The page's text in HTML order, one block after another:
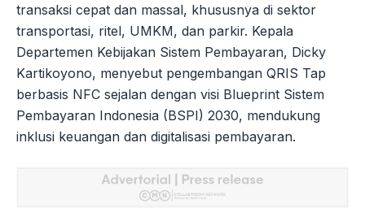
transaksi cepat dan massal, khususnya di sektor
transportasi, ritel, UMKM, dan parkir. Kepala
Departemen Kebijakan Sistem Pembayaran, Dicky
Kartikoyono, menyebut pengembangan QRIS Tap
berbasis NFC sejalan dengan visi Blueprint Sistem
Pembayaran Indonesia (BSPI) 2030, mendukung
inklusi keuangan dan digitalisasi pembayaran.